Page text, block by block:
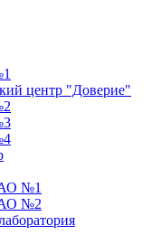
центр "Доверие"
АО №1
АО №2